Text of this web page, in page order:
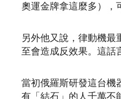
奧運金牌拿這麼多），
另外他又說，律動機最
至會造成反效果。這話
當初俄羅斯研發這台機
有「結石」的人千萬不